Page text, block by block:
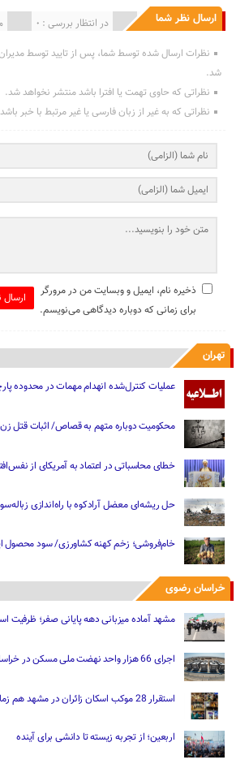
ارسال نظر شما در انتظار بررسی : 0 انتشار یافته : 0
نظرات ارسال شده توسط شما، پس از تایید توسط
شد.
نظراتی که حاوی تهمت یا افترا باشد منتشر نخواهد شد.
نظراتی که به غیر از زبان فارسی یا غیر مرتبط با خبر
ارسال
ذخیره نام، ایمیل و وبسایت من در مرورگر
برای زمانی که دوباره دیدگاهی می‌نویسم.
تهران
عملیات کنترل‌شده انهدام مهمات در محدوده
محکومیت دوباره متهم به قصاص/ اثبات قتل زن
خطای محاسباتی در اعتماد به آمریکای از
حل ریشه‌ای معضل آرادکوه با راه‌اندازی
خام‌فروشی؛ زخم کهنه کشاورزی/ سود محصول
خراسان رضوی
مشهد آماده میزبانی دهه پایانی صفر؛ ظرفیت اسکان 1.2
اجرای 66 هزار واحد نهضت ملی مسکن در خراسان رضوی
استقرار 28 موکب اسکان زائران در مشهد هم زمان با دهه پایانی صفر
اربعین؛ از تجربه زیسته تا دانشی برای آینده